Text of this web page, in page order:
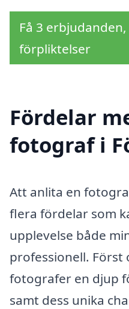
Få 3
förpliktelser
Fördelar
fotograf i
Att anlita en
flera fördelar som
upplevelse både
professionell. Först
fotografer en djup
samt dess unika